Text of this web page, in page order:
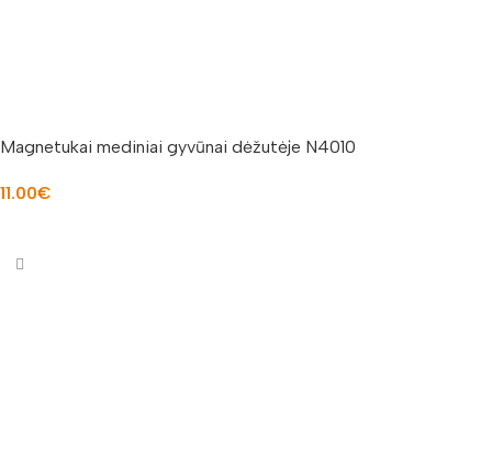
Magnetukai mediniai gyvūnai dėžutėje N4010
11.00€